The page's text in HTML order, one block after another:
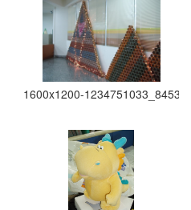
1600x1200-1234751033_8453